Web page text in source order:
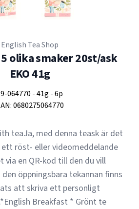
English Tea Shop
5 olika smaker 20st/ask
EKO 41g
064770 -41g -6p
0680275064770
teaJa, med denna teask är det
röst- eller videomeddelande
via en QR-kod till den du vill
öppningsbara tekannan finns
att skriva ett personligt
Breakfast * Grönt te